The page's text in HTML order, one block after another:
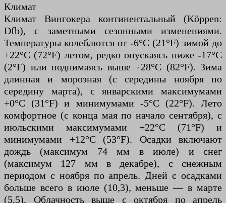
Климат
Климат Вингокера континентальный (Köppen:
Dfb), с заметными сезонными изменениями.
Температуры колеблются от -6°C (21°F) зимой до
+22°C (72°F) летом, редко опускаясь ниже -17°C
(2°F) или поднимаясь выше +28°C (82°F). Зима
длинная и морозная (с середины ноября по
середину марта), с январскими максимумами
+0°C (31°F) и минимумами -5°C (22°F). Лето
комфортное (с конца мая по начало сентября), с
июльскими максимумами +22°C (71°F) и
минимумами +12°C (53°F). Осадки включают
дождь (максимум 74 мм в июле) и снег
(максимум 127 мм в декабре), с снежным
периодом с ноября по апрель. Дней с осадками
больше всего в июле (10,3), меньше — в марте
(5,5). Облачность выше с октября по апрель